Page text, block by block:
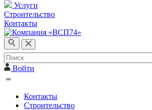
Услуги
Строительство
Контакты
Войти
Контакты
Строительство